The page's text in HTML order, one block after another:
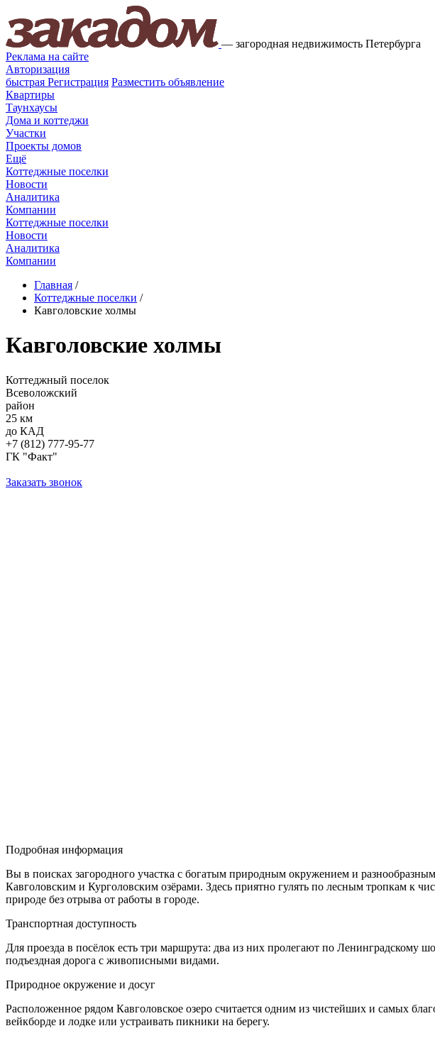
— загородная недвижимость Петербурга
Реклама на сайте
Авторизация
быстрая Регистрация Разместить объявление
Квартиры
Таунхаусы
Дома и коттеджи
Участки
Проекты домов
Ещё
Коттеджные поселки
Новости
Аналитика
Компании
Коттеджные поселки
Новости
Аналитика
Компании
Главная /
Коттеджные поселки /
Кавголовские холмы
Кавголовские холмы
Коттеджный поселок
Всеволожский
район
25 км
до КАД
+7 (812) 777-95-77
ГК "Факт"
Заказать звонок
Подробная информация
Вы в поисках загородного участка с богатым природным окружением и
Кавголовским и Курголовским озёрами. Здесь приятно гулять по лесным тропкам к
природе без отрыва от работы в городе.
Транспортная доступность
Для проезда в посёлок есть три маршрута: два из них пролегают по Ленинградскому
подъездная дорога с живописными видами.
Природное окружение и досуг
Расположенное рядом Кавголовское озеро считается одним из чистейших и самых
вейкборде и лодке или устраивать пикники на берегу.